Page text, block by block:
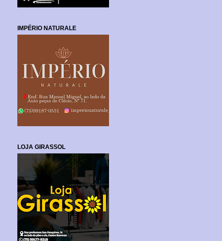
IMPÉRIO NATURALE
LOJA GIRASSOL